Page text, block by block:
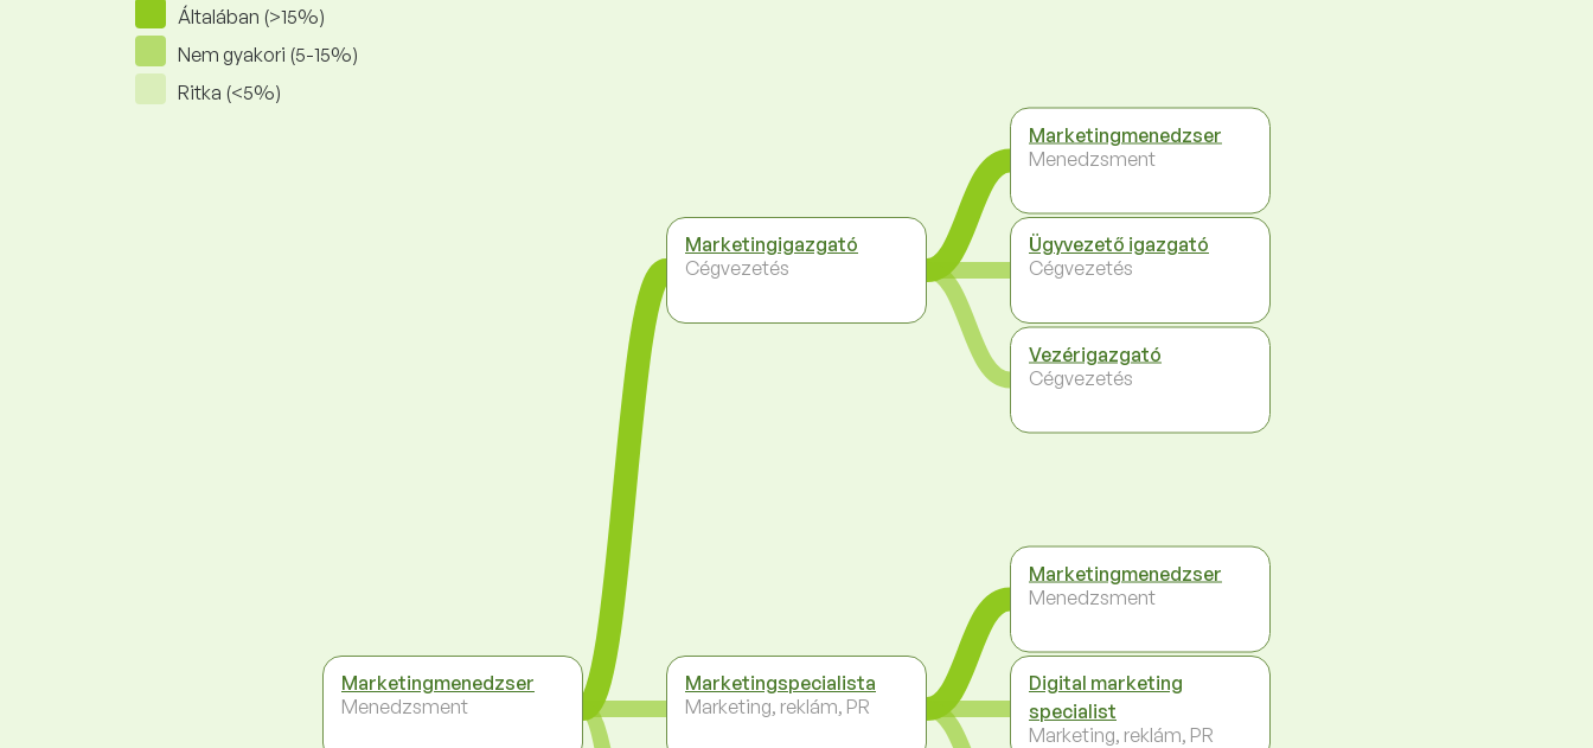
Általában (>15%)
Nem gyakori (5-15%)
Ritka (<5%)
Marketingmenedzser
Menedzsment
Marketingigazgató
Cégvezetés
Marketingspecialista
Marketing, reklám, PR
Marketingmenedzser
Menedzsment
Ügyvezető igazgató
Cégvezetés
Vezérigazgató
Cégvezetés
Marketingmenedzser
Menedzsment
Digital marketing
specialist
Marketing, reklám, PR